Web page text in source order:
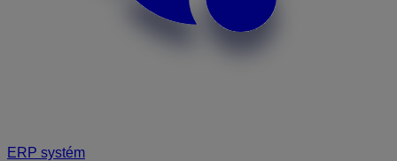
ERP systém